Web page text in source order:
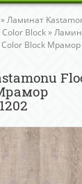
»Ламинат
Block»
Color Block Мрамор